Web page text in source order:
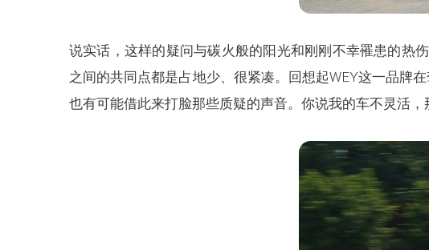
说实话，这样的疑问与碳火般的阳光和刚刚不幸罹患的热
之间的共同点都是占地少、很紧凑。回想起WEY这一品牌
也有可能借此来打脸那些质疑的声音。你说我的车不灵活